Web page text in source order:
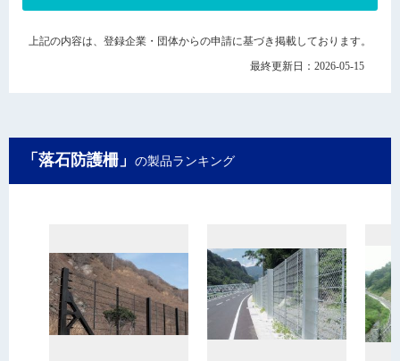
上記の内容は、登録企業・団体からの申請に基づき掲載しております。
最終更新日：2026-05-15
「落石防護柵」 の製品ランキング